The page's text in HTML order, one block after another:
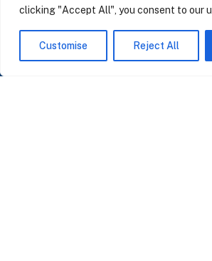
clicking "Accept All", you consent to our
Customise Reject All
SUSCRÍBASE A NUESTRAS
Perspectivas sobre IA, datos y CRM. Sin